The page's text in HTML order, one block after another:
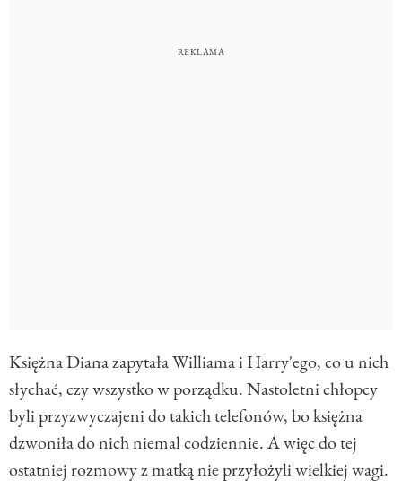
Księżna Diana zapytała Williama i Harry'ego, co u nich
słychać, czy wszystko w porządku. Nastoletni chłopcy
byli przyzwyczajeni do takich telefonów, bo księżna
dzwoniła do nich niemal codziennie. A więc do tej
ostatniej rozmowy z matką nie przyłożyli wielkiej wagi.